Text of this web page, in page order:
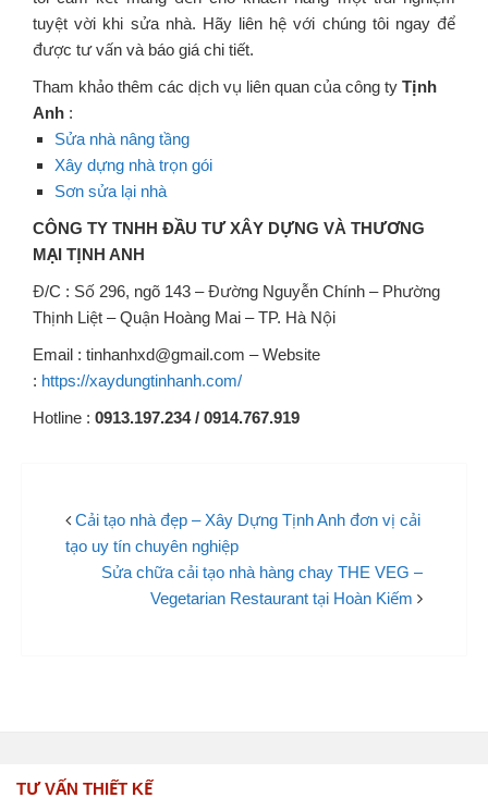
tuyệt vời khi sửa nhà. Hãy liên hệ với chúng tôi ngay để
được tư vấn và báo giá chi tiết.
Tham khảo thêm các dịch vụ liên quan của công ty Tịnh
Anh :
Sửa nhà nâng tầng
Xây dựng nhà trọn gói
Sơn sửa lại nhà
CÔNG TY TNHH ĐẦU TƯ XÂY DỰNG VÀ THƯƠNG
MẠI TỊNH ANH
Đ/C : Số 296, ngõ 143 – Đường Nguyễn Chính – Phường
Thịnh Liệt – Quận Hoàng Mai – TP. Hà Nội
Email : tinhanhxd@gmail.com – Website
: https://xaydungtinhanh.com/
Hotline : 0913.197.234 / 0914.767.919
Cải tạo nhà đẹp – Xây Dựng Tịnh Anh đơn vị cải
tạo uy tín chuyên nghiệp
Sửa chữa cải tạo nhà hàng chay THE VEG –
Vegetarian Restaurant tại Hoàn Kiếm
TƯ VẤN THIẾT KẾ